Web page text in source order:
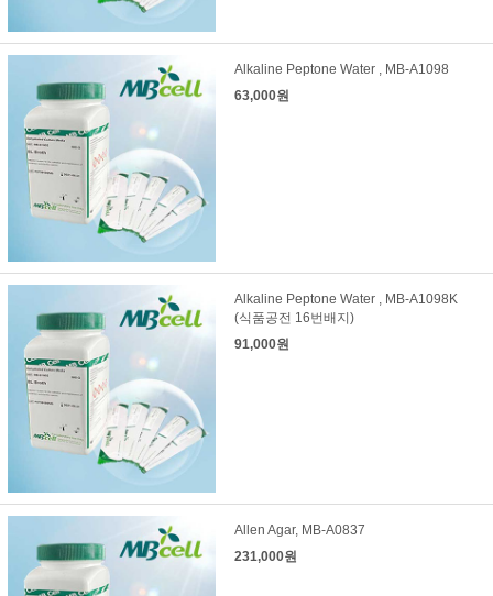
Alkaline Peptone Water , MB-A1098
63,000원
Alkaline Peptone Water , MB-A1098K
(식품공전 16번배지)
91,000원
Allen Agar, MB-A0837
231,000원